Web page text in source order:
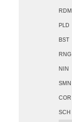
RDM
PLD
BST
RNG
NIN
SMN
COR
SCH